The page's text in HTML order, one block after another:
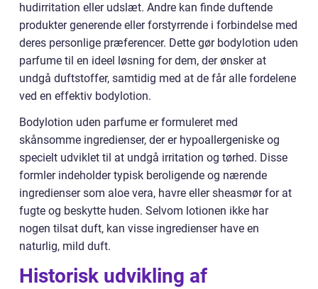
hudirritation eller udslæt. Andre kan finde duftende
produkter generende eller forstyrrende i forbindelse med
deres personlige præferencer. Dette gør bodylotion uden
parfume til en ideel løsning for dem, der ønsker at
undgå duftstoffer, samtidig med at de får alle fordelene
ved en effektiv bodylotion.
Bodylotion uden parfume er formuleret med
skånsomme ingredienser, der er hypoallergeniske og
specielt udviklet til at undgå irritation og tørhed. Disse
formler indeholder typisk beroligende og nærende
ingredienser som aloe vera, havre eller sheasmør for at
fugte og beskytte huden. Selvom lotionen ikke har
nogen tilsat duft, kan visse ingredienser have en
naturlig, mild duft.
Historisk udvikling af